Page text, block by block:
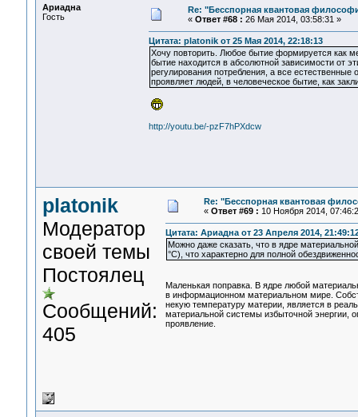
Ариадна
Гость
Re: "Бесспорная квантовая
« Ответ #68 : 26 Мая 2014, 03:58:31 »
Цитата: platonik от 25 Мая 2014, 22:18:13
Хочу повторить. Любое бытие формируется как
бытие находится в абсолютной зависимости от
регулирования потребления, а все
проявляет людей, в человеческое бытие, как
http://youtu.be/-pzF7hPXdcw
platonik
Модератор
своей темы
Постоялец
Сообщений:
405
Re: "Бесспорная квантовая
« Ответ #69 : 10 Ноября 2014,
Цитата: Ариадна от 23 Апреля 2014,
Можно даже сказать, что в ядре
°C), что характерно для полной
Маленькая поправка. В ядре любой
в информационном материальном мире.
некую температуру материи, является в
материальной системы избыточной энергии,
проявление.